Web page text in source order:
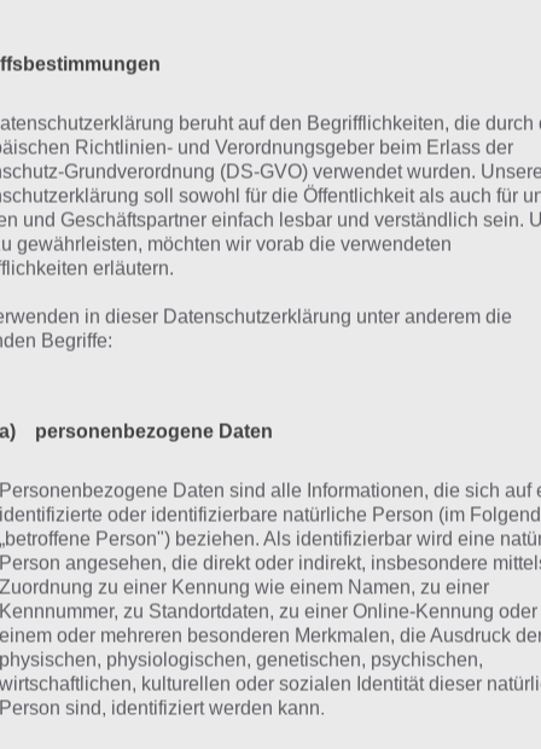
Hero Cats kann man gut und gerne als Hack’n’Slay
eines Diablo vollautomatisch abläuft. Sobald
greifen die Ninja Hero Cats die Gegner an. Zusammen
Fertigkeiten, die man einsetzen kann, wird das
und nur mit einer guten Strategie schafft man
einer Katze zu überstehen.
zu Ninja Hero Cats
haben wir hier noch einen Trailer für euch,
sehr gut präsentiert. Es handelt sich hierbei um den
beruht auf den Begrifflichkeiten, die durch
Richtlinien- und Verordnungsgeber beim Erlass der
Grundverordnung (DS-GVO) verwendet wurden. Unsere
soll sowohl für die Öffentlichkeit als auch für
und Geschäftspartner einfach lesbar und verständlich sein.
gewährleisten, möchten wir vorab die verwendeten
erläutern.
in dieser Datenschutzerklärung unter anderem die
Begriffe:
a) personenbezogene Daten
Personenbezogene Daten sind alle Informationen, die sich auf
identifizierte oder identifizierbare natürliche Person (im
„betroffene Person") beziehen. Als identifizierbar wird eine
Person angesehen, die direkt oder indirekt, insbesondere
Zuordnung zu einer Kennung wie einem Namen, zu einer
Kennnummer, zu Standortdaten, zu einer Online-Kennung oder
einem oder mehreren besonderen Merkmalen, die Ausdruck
physischen, physiologischen, genetischen, psychischen,
wirtschaftlichen, kulturellen oder sozialen Identität dieser
Person sind, identifiziert werden kann.